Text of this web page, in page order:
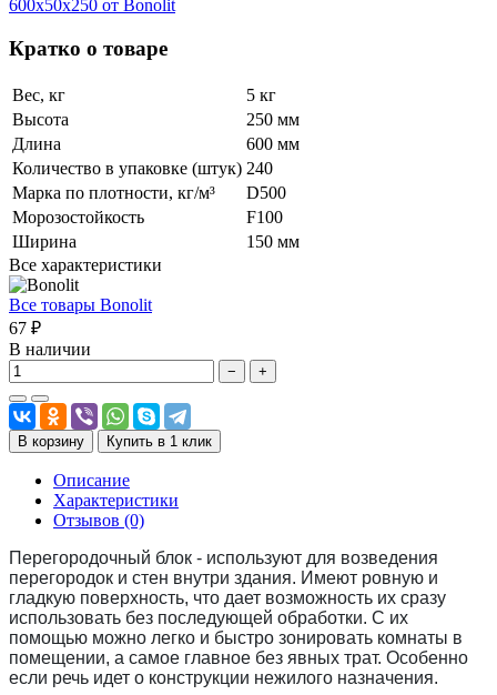
Кратко о товаре
Вес, кг
5 кг
Высота
250 мм
Длина
600 мм
Количество в упаковке (штук) 240
Марка по плотности, кг/м³
D500
Морозостойкость
F100
Ширина
150 мм
Все характеристики
Все товары Bonolit
67 ₽
В наличии
− +
В корзину Купить в 1 клик
Описание
Характеристики
Отзывов (0)
Перегородочный блок - используют для возведения
перегородок и стен внутри здания. Имеют ровную и
гладкую поверхность, что дает возможность их сразу
использовать без последующей обработки. С их
помощью можно легко и быстро зонировать комнаты в
помещении, а самое главное без явных трат. Особенно
если речь идет о конструкции нежилого назначения.